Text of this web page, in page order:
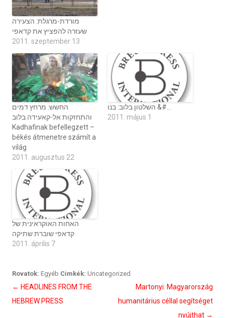
מורדת-מרגלת: הצעירה
שעזרה להפציץ את קדאפי
2011. szeptember 13
החשש: מרחץ דמים
והתחזקות אל-קאעידה בלוב
Kadhafinak befellegzett –
békés átmenetre számít a
világ
2011. augusztus 22
השלטון בלוב: בנו &#…
2011. május 1
האחות האוקראינית של
קדאפי שוברת שתיקה
2011. április 7
Rovatok: Egyéb Cimkék: Uncategorized
Bejegyzés
navigáció
← HEADLINES FROM THE
HEBREW PRESS
Martonyi: Magyarország
humanitárius céllal segítséget
nyújthat →